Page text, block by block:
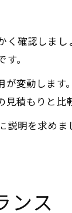
確認しま
。
変動しま
積もりと比
明を求め
ンス